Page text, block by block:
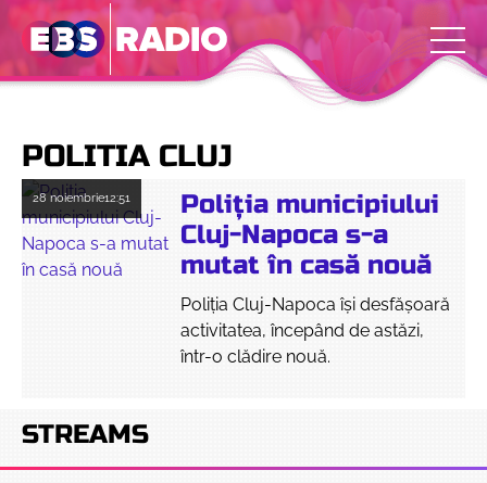
POLITIA CLUJ
28 noiembrie12:51
Poliția municipiului
Cluj-Napoca s-a
mutat în casă nouă
Poliția Cluj-Napoca își desfășoară
activitatea, începând de astăzi,
într-o clădire nouă.
STREAMS